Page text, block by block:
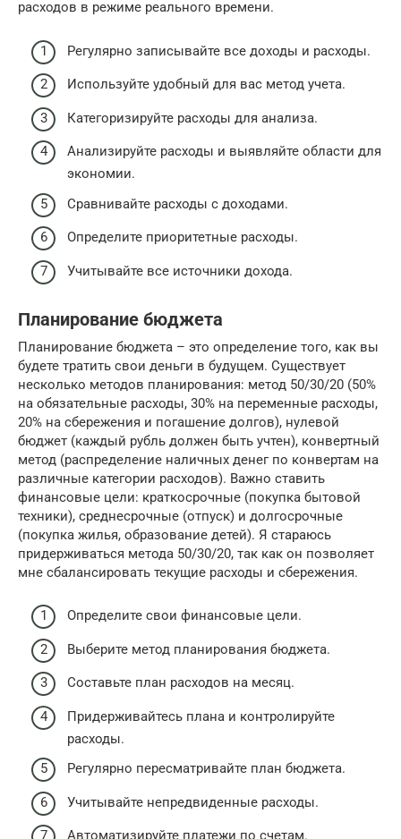
расходов в режиме реального времени.
Регулярно записывайте все доходы и расходы.
Используйте удобный для вас метод учета.
Категоризируйте расходы для анализа.
Анализируйте расходы и выявляйте области для
экономии.
Сравнивайте расходы с доходами.
Определите приоритетные расходы.
Учитывайте все источники дохода.
Планирование бюджета
Планирование бюджета – это определение того, как вы
будете тратить свои деньги в будущем. Существует
несколько методов планирования: метод 50/30/20 (50%
на обязательные расходы, 30% на переменные расходы,
20% на сбережения и погашение долгов), нулевой
бюджет (каждый рубль должен быть учтен), конвертный
метод (распределение наличных денег по конвертам на
различные категории расходов). Важно ставить
финансовые цели: краткосрочные (покупка бытовой
техники), среднесрочные (отпуск) и долгосрочные
(покупка жилья, образование детей). Я стараюсь
придерживаться метода 50/30/20, так как он позволяет
мне сбалансировать текущие расходы и сбережения.
Определите свои финансовые цели.
Выберите метод планирования бюджета.
Составьте план расходов на месяц.
Придерживайтесь плана и контролируйте
расходы.
Регулярно пересматривайте план бюджета.
Учитывайте непредвиденные расходы.
Автоматизируйте платежи по счетам.